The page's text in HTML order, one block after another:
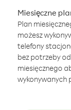
Miesięczne
Plan
możesz
telefony
bez potrzeby
miesięcznego
wykonywanych